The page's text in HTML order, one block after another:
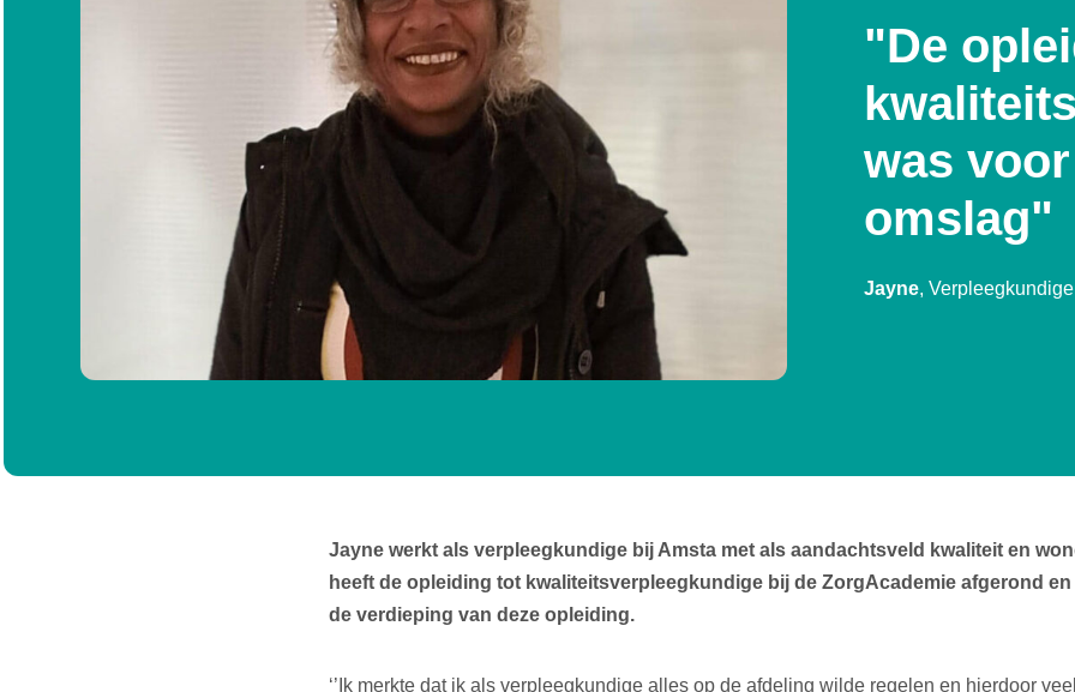
"De
was
omslag"
Jayne, Verpleegkundige
Jayne werkt als verpleegkundige bij Amsta met als aandachtsveld kwaliteit en
heeft de opleiding tot kwaliteitsverpleegkundige bij de ZorgAcademie afgerond
de verdieping van deze opleiding.
‘’Ik merkte dat ik als verpleegkundige alles op de afdeling wilde regelen en hierdoor